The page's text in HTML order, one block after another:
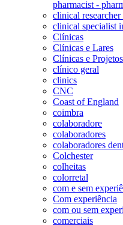
pharmacist -
clinical
clinical specialist
Clínicas
Clínicas e Lares
Clínicas e
clínico geral
clinics
CNC
Coast of England
coimbra
colaboradore
colaboradores
colaboradores
Colchester
colheitas
colorretal
com e sem
Com experiência
com ou sem
comerciais